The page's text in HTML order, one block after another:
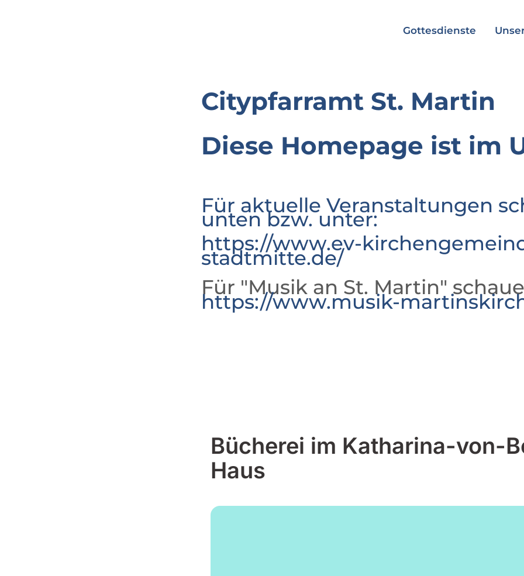
Gottesdienste
Citypfarramt St. Martin
Diese Homepage ist im
Für aktuelle Veranstaltungen
unten bzw. unter:
https://www.ev-
stadtmitte.de/
Für "Musik an St. Martin"
https://www.musik-
Bücherei im Katharina-von-
Haus